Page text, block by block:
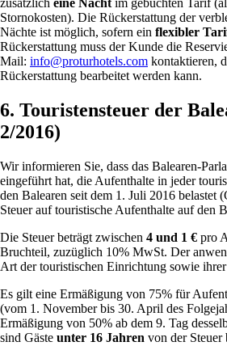
zusätzlich eine Nachtim gebuchten Tarif
Stornokosten). Die Rückerstattung der
Nächte ist möglich, sofern ein flexibler
Rückerstattung muss der Kunde die
Mail: info@proturhotels.com kontaktieren,
Rückerstattung bearbeitet werden kann.
6. Touristensteuer der
2/2016)
Wir informieren Sie, dass das Balearen-
eingeführt hat, die Aufenthalte in jeder
den Balearen seit dem 1. Juli 2016 belastet
Steuer auf touristische Aufenthalte auf den
Die Steuer beträgt zwischen 4 und 1 € pro
Bruchteil, zuzüglich 10% MwSt. Der
Art der touristischen Einrichtung sowie
Es gilt eine Ermäßigung von 75% für
(vom 1. November bis 30. April des
Ermäßigung von 50% ab dem 9. Tag
sind Gäste unter 16 Jahren von der Steuer